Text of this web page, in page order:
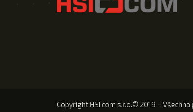
Copyright HSI com s.r.o.© 2019 –